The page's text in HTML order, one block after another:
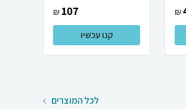
₪
107
₪
קנו עכשיו
לכל המוצרים